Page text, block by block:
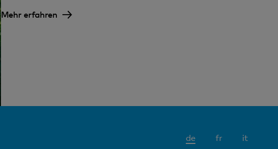
Mehr erfahren
deAktives
fr it